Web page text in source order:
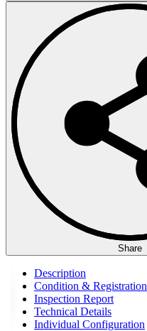
Share
Description
Condition & Registration
Inspection Report
Technical Details
Individual Configuration